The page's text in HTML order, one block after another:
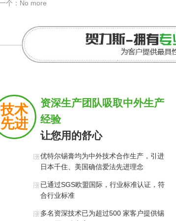
个：No more
技术
先进
资深生产团队吸取中外生产
经验
让您用的舒心
优特尔锡膏均为中外技术合作生产，引进
日本千住、美国确信爱法先进理念
已通过SGS欧盟国际，行业标准认证，符
合行业标准
多名资深技术已为超过500 家客户提供锡